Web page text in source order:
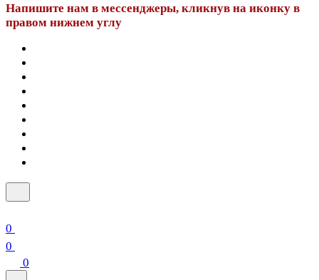
Напишите нам в мессенджеры, кликнув на иконку в
правом нижнем углу
0
0
0